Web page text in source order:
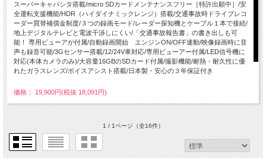
スーパーキャパシタ搭載/micro SDカードメンテナンスフリー［特許出願中］/安
全運転支援機能/HDR（ハイダイナミックレンジ）搭載/交通事故時ドライブレコ
ーダー買替補償金制度/３つの録画モード/レーダー探知機とケーブル１本で接続/
地上デジタルテレビと電波干渉しにくい/「交通事故報告書」の書き出しも可
能！ 専用ビューアが付属/自動録画開始 エンジンON/OFF連動/映像録画時に音
声も録音可能/3Gセンサー搭載/12/24V車対応/専用ビューアー付属/LED信号機に
対応(本体カメラのみ)/大容量16GBのSDカード付属/撮影機能/耐熱・耐久性に優
れたガラスレンズ/ボイスアシスト搭載/日本製・安心の３年保証付き
価格： 19,900円(税抜 18,091円)
1 / 1ページ（全16件）